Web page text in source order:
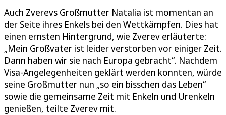
Auch Zverevs Großmutter Natalia ist momentan an
der Seite ihres Enkels bei den Wettkämpfen. Dies hat
einen ernsten Hintergrund, wie Zverev erläuterte:
„Mein Großvater ist leider verstorben vor einiger Zeit.
Dann haben wir sie nach Europa gebracht“. Nachdem
Visa-Angelegenheiten geklärt werden konnten, würde
seine Großmutter nun „so ein bisschen das Leben“
sowie die gemeinsame Zeit mit Enkeln und Urenkeln
genießen, teilte Zverev mit.